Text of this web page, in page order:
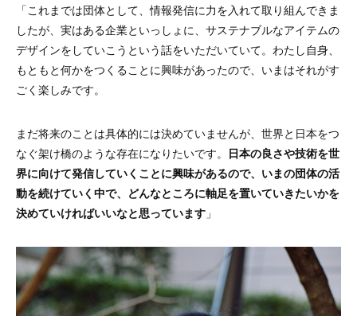
「これまでは団体として、情報発信に力を入れて取り組んできま
したが、実はある企業といっしょに、サステナブルなアイテムの
デザインをしていこうという話をいただいていて。わたし自身、
もともと何かをつくることに興味があったので、いまはそれがす
ごく楽しみです。
まだ将来のことは具体的には決めていませんが、世界と日本をつ
なぐ架け橋のような存在になりたいです。 日本の良さや技術を世
界に向けて発信していくことに興味があるので、いまの団体の活
動を続けていく中で、どんなところに軸足を置いていきたいかを
決めていければいいなと思っています 」